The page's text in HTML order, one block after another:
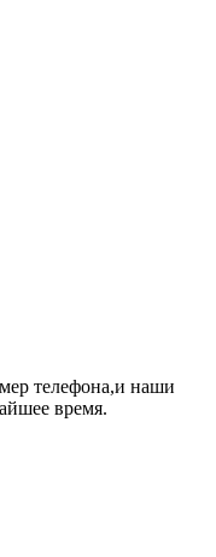
телефона,и наши
время.